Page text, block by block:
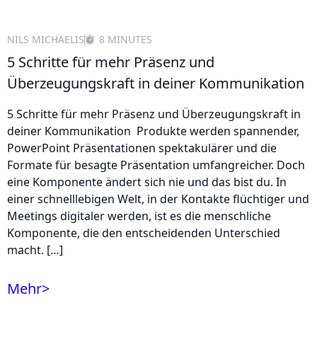
NILS MICHAELIS 8 MINUTES
5 Schritte für mehr Präsenz und
Überzeugungskraft in deiner Kommunikation
5 Schritte für mehr Präsenz und Überzeugungskraft in
deiner Kommunikation Produkte werden spannender,
PowerPoint Präsentationen spektakulärer und die
Formate für besagte Präsentation umfangreicher. Doch
eine Komponente ändert sich nie und das bist du. In
einer schnelllebigen Welt, in der Kontakte flüchtiger und
Meetings digitaler werden, ist es die menschliche
Komponente, die den entscheidenden Unterschied
macht. […]
Mehr>